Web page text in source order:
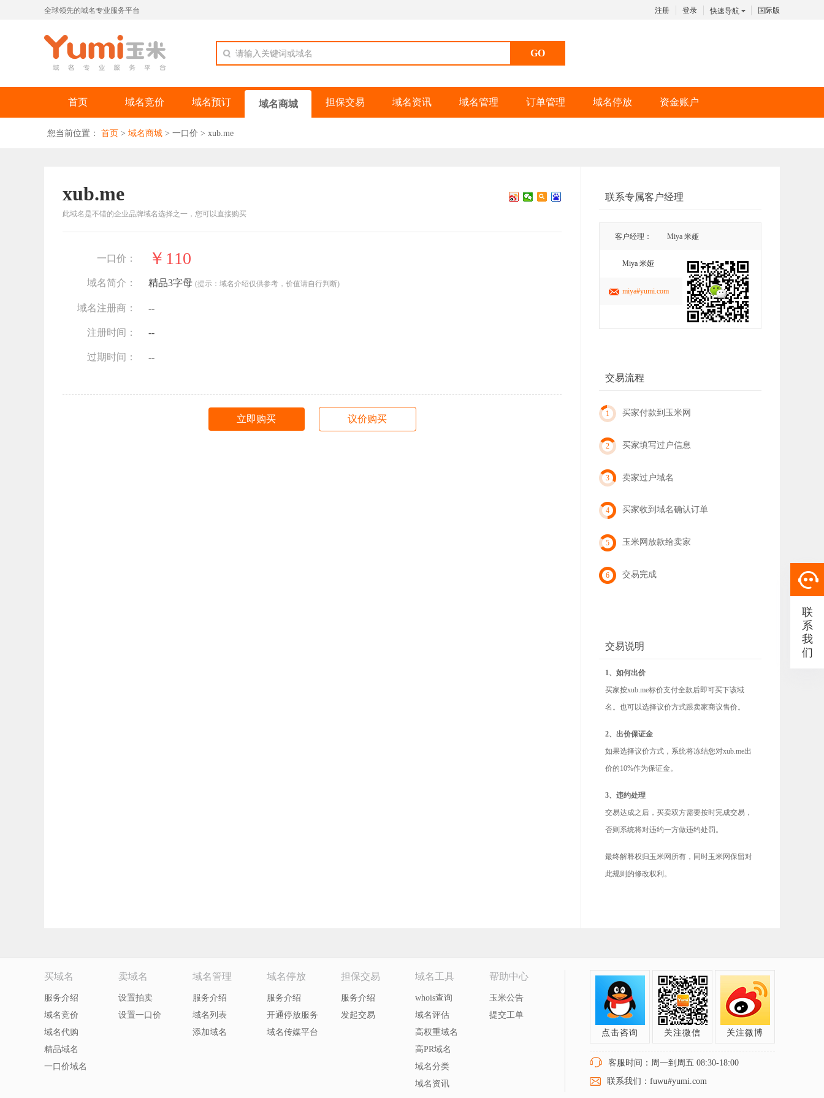
全球领先的域名专业服务平台 注册 登录 快速导航 国际版
请输入关键词或域名
首页 域名竞价 域名预订 域名商城 担保交易 域名资讯 域名管理 订单管理 域名停放 资金账户
您当前位置： 首页 > 域名商城 > 一口价 > xub.me
xub.me
此域名是不错的企业品牌域名选择之一，您可以直接购买
一口价： ￥110
域名简介： 精品3字母 (提示：域名介绍仅供参考，价值请自行判断)
域名注册商： --
注册时间： --
过期时间： --
联系专属客户经理
客户经理： Miya 米娅
Miya 米娅
miya#yumi.com
交易流程
1 买家付款到玉米网
2 买家填写过户信息
3 卖家过户域名
4 买家收到域名确认订单
5 玉米网放款给卖家
6 交易完成
交易说明
1、如何出价
买家按xub.me标价支付全款后即可买下该域
名。也可以选择议价方式跟卖家商议售价。
2、出价保证金
如果选择议价方式，系统将冻结您对xub.me出
价的10%作为保证金。
3、违约处理
交易达成之后，买卖双方需要按时完成交易，
否则系统将对违约一方做违约处罚。
最终解释权归玉米网所有，同时玉米网保留对
此规则的修改权利。
买域名
服务介绍
域名竞价
域名代购
精品域名
一口价域名
卖域名
设置拍卖
设置一口价
域名管理
服务介绍
域名列表
添加域名
域名停放
服务介绍
开通停放服务
域名传媒平台
担保交易
服务介绍
发起交易
域名工具
whois查询
域名评估
高权重域名
高PR域名
域名分类
域名资讯
帮助中心
玉米公告
提交工单
点击咨询
关注微信 关注微博
客服时间：周一到周五 08:30-18:00
联系我们：fuwu#yumi.com
联
系
我
们